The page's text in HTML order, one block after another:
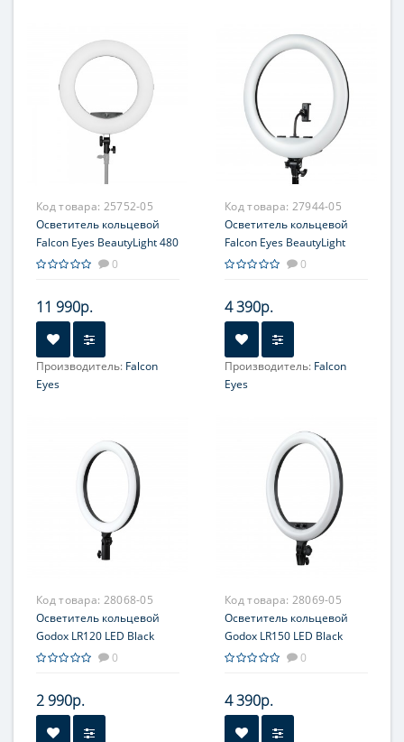
Код товара: 25752-05
Осветитель кольцевой
Falcon Eyes BeautyLight 480
LED
0
11 990р.
Производитель: Falcon
Eyes
Код товара: 27944-05
Осветитель кольцевой
Falcon Eyes BeautyLight
480RC LED
0
4 390р.
Производитель: Falcon
Eyes
Код товара: 28068-05
Осветитель кольцевой
Godox LR120 LED Black
0
2 990р.
Код товара: 28069-05
Осветитель кольцевой
Godox LR150 LED Black
0
4 390р.